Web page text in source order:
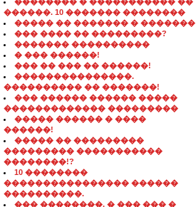
������. 10 ������� ��������
����� �� ������� � �������
��� ���� �� ���������?
������� ����������
� ��� ������!
��� �� ��� �� ������!
���������������.
���������� �� �������!
��� ������ ������ �����
������������� ���������
����� ������ � ����
������!
����� �� ���������
��������� �����������
��������!?
10 ��������
���������������� ������
����������.
��� ��������, � ��� ��� �